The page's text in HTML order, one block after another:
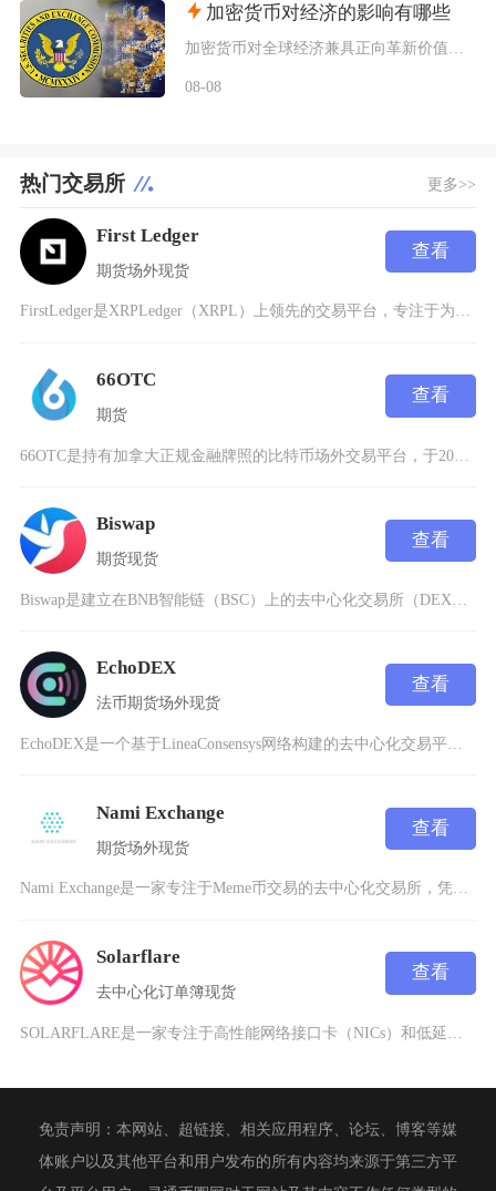
加密货币对经济的影响有哪些
08-08
热门交易所 更多>>
First Ledger
期货场外现货
查看
FirstLedger是XRPLedger（XRPL）上领先的交易平台，专注于为加密资产提
66OTC
期货
查看
66OTC是持有加拿大正规金融牌照的比特币场外交易平台，于2017年10月在加拿大上线，中
Biswap
期货现货
查看
EchoDEX
法币期货场外现货
查看
EchoDEX是一个基于LineaConsensys网络构建的去中心化交易平台，成立于20
Nami Exchange
期货场外现货
查看
Nami Exchange是一家专注于Meme币交易的去中心化交易所，凭借其高效的交易系统
Solarflare
去中心化订单簿现货
查看
免责声明：本网站、超链接、相关应用程序、论坛、博客等媒
体账户以及其他平台和用户发布的所有内容均来源于第三方平